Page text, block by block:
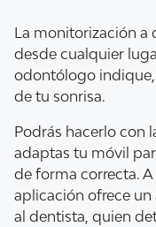
La monitorización a
desde cualquier
odontólogo
de tu sonrisa.
Podrás hacerlo con
adaptas tu móvil
de forma correcta.
aplicación ofrece
al dentista, quien